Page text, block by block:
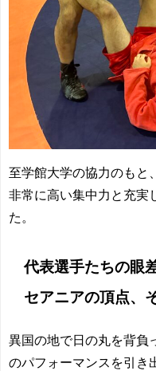
至学館大学の協力のもと
非常に高い集中力と充実
た。
代表選手たちの眼
セアニアの頂点、
異国の地で日の丸を背負
のパフォーマンスを引き